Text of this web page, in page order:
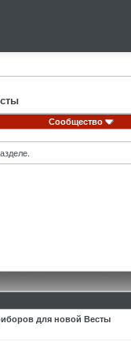
Сообщество
для новой Весты